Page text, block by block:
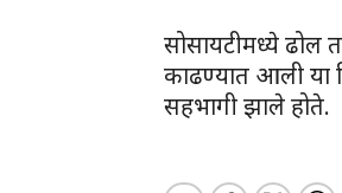
सोसायटीमध्ये ढोल
काढण्यात आली या
सहभागी झाले होते.